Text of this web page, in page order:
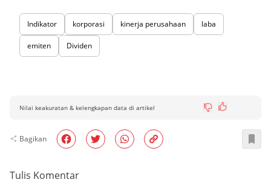
Indikator korporasi kinerja perusahaan laba
emiten Dividen
Nilai keakuratan & kelengkapan data di artikel
Bagikan
Tulis Komentar